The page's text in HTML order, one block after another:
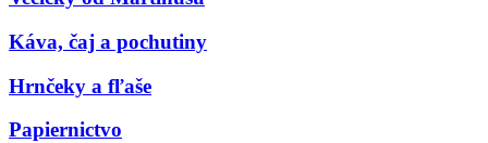
Káva, čaj a pochutiny
Hrnčeky a fľaše
Papiernictvo